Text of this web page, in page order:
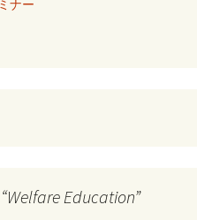
ナー
Education”